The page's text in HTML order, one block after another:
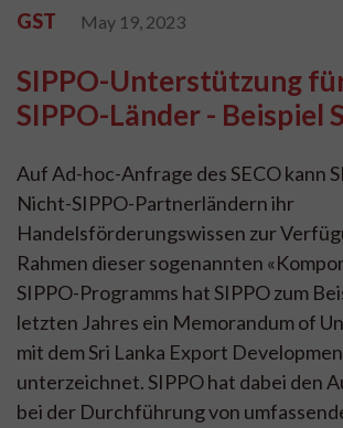
GST May 19, 2023
SIPPO-Unterstützung
SIPPO-Länder - Beispiel
Auf Ad-hoc-Anfrage des SECO kann
Nicht-SIPPO-Partnerländern ihr
Handelsförderungswissen zur
Rahmen dieser sogenannten
SIPPO-Programms hat SIPPO zum
letzten Jahres ein Memorandum of
mit dem Sri Lanka Export
unterzeichnet. SIPPO hat dabei den
bei der Durchführung von